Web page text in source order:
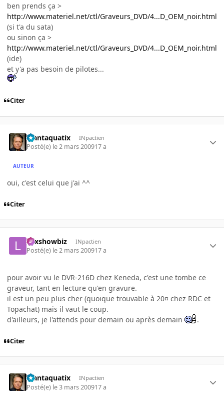
ben prends ça >
http://www.materiel.net/ctl/Graveurs_DVD/4...D_OEM_noir.html
(si t'a du sata)
ou sinon ça >
http://www.materiel.net/ctl/Graveurs_DVD/4...D_OEM_noir.html
(ide)
et y'a pas besoin de pilotes...
Citer
Plantaquatix INpactien
Posté(e) le 2 mars 200917 a
AUTEUR
oui, c'est celui que j'ai ^^
Citer
Lexshowbiz INpactien
Posté(e) le 2 mars 200917 a
pour avoir vu le DVR-216D chez Keneda, c'est une tombe ce
graveur, tant en lecture qu'en gravure.
il est un peu plus cher (quoique trouvable à 20¤ chez RDC et
Topachat) mais il vaut le coup.
d'ailleurs, je l'attends pour demain ou après demain
.
Citer
Plantaquatix INpactien
Posté(e) le 3 mars 200917 a